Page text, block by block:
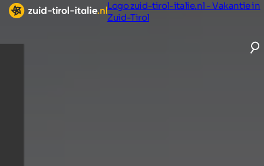
Logo zuid-tirol-italie.nl - Vakantie in
Zuid-Tirol